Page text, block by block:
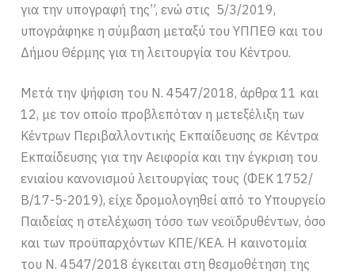
για την υπογραφή της”, ενώ στις 5/3/2019,
υπογράφηκε η σύμβαση μεταξύ του ΥΠΠΕΘ και του
Δήμου Θέρμης για τη λειτουργία του Κέντρου.
Μετά την ψήφιση του Ν. 4547/2018, άρθρα 11 και
12, με τον οποίο προβλεπόταν η μετεξέλιξη των
Κέντρων Περιβαλλοντικής Εκπαίδευσης σε Κέντρα
Εκπαίδευσης για την Αειφορία και την έγκριση του
ενιαίου κανονισμού λειτουργίας τους (ΦΕΚ 1752/
Β/17-5-2019), είχε δρομολογηθεί από το Υπουργείο
Παιδείας η στελέχωση τόσο των νεοϊδρυθέντων, όσο
και των προϋπαρχόντων ΚΠΕ/ΚΕΑ. Η καινοτομία
του Ν. 4547/2018 έγκειται στη θεσμοθέτηση της